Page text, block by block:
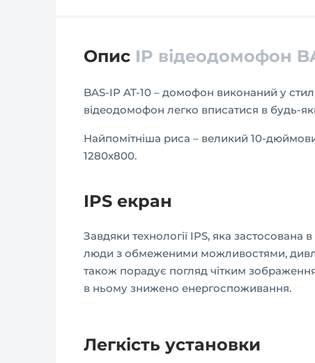
Опис IP відеодомофон
BAS-IP AT-10 – домофон виконаний у
відеодомофон легко вписатися в будь-
Найпомітніша риса – великий 10-
1280х800.
IPS екран
Завдяки технології IPS, яка
люди з обмеженими можливостями,
також порадує погляд чітким
в ньому знижено енергоспоживання.
Легкість установки